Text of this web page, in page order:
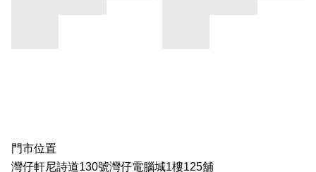
門市位置
灣仔軒尼詩道130號灣仔電腦城1樓125舖